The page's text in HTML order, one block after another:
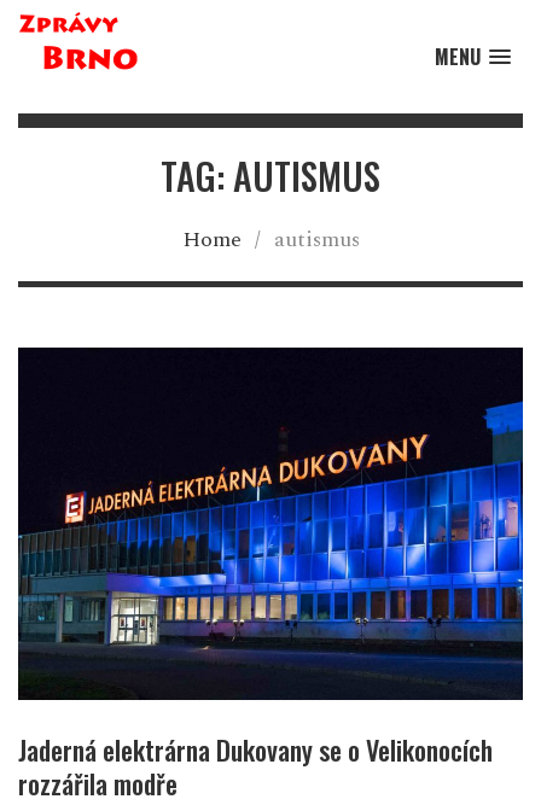
MENU
TAG: AUTISMUS
Home / autismus
Jaderná elektrárna Dukovany se o Velikonocích
rozzářila modře